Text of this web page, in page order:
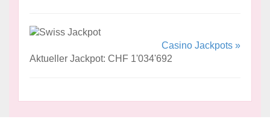
Casino Jackpots »
Aktueller Jackpot: CHF 1'034'692